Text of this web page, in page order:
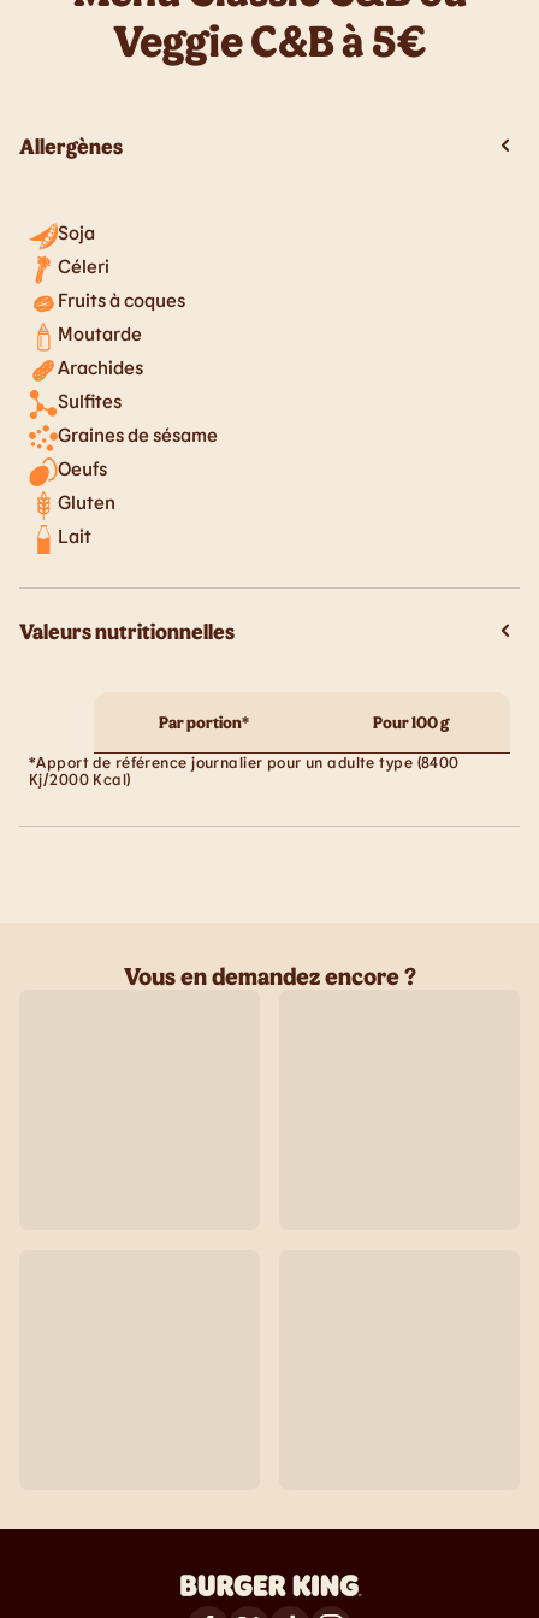
Veggie C&B à 5€
Allergènes
Soja
Céleri
Fruits à coques
Moutarde
Arachides
Sulfites
Graines de sésame
Oeufs
Gluten
Lait
Valeurs nutritionnelles
Par portion* Pour 100 g
*Apport de référence journalier pour un adulte type (8400
Kj/2000 Kcal)
Vous en demandez encore ?